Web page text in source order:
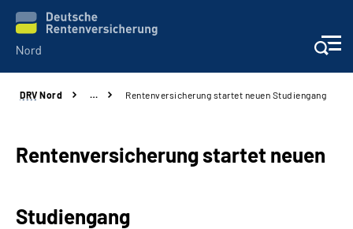
Aktuelles
Services
DRV Nord … Rentenversicherung startet neuen Studiengang
Rentenversicherung startet neuen
Studiengang